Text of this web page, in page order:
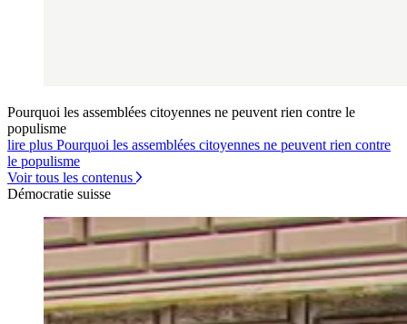
Pourquoi les assemblées citoyennes ne peuvent rien contre le
populisme
lire plus Pourquoi les assemblées citoyennes ne peuvent rien contre
le populisme
Voir tous les contenus
Démocratie suisse